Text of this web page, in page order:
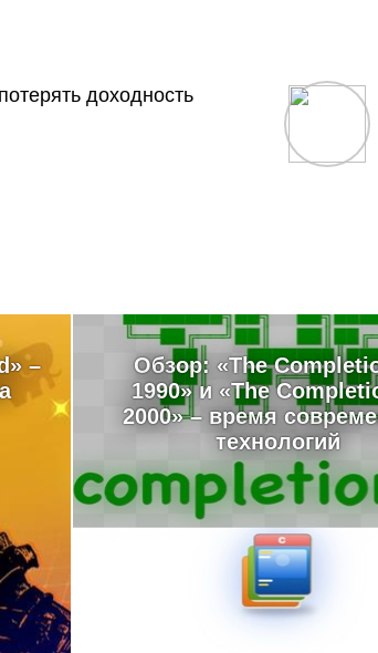
доходность
–
Обзор: «The
1990» и «The
2000» – время
технологий